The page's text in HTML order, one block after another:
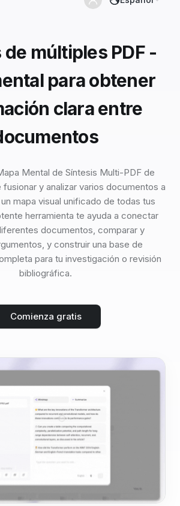
múltiples PDF -
para obtener
clara entre
Mental de Síntesis Multi-PDF de
y analizar varios documentos a
mapa visual unificado de todas tus
herramienta te ayuda a conectar
documentos, comparar y
y construir una base de
para tu investigación o revisión
bibliográfica.
Comienza gratis